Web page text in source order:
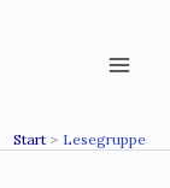
Start Lesegruppe